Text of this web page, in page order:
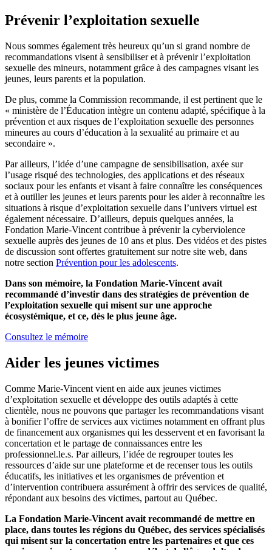
Prévenir l’exploitation sexuelle
Nous sommes également très heureux qu’un si grand nombre de
recommandations visent à sensibiliser et à prévenir l’exploitation
sexuelle des mineurs, notamment grâce à des campagnes visant les
jeunes, leurs parents et la population.
De plus, comme la Commission recommande, il est pertinent que le
« ministère de l’Éducation intègre un contenu adapté, spécifique à la
prévention et aux risques de l’exploitation sexuelle des personnes
mineures au cours d’éducation à la sexualité au primaire et au
secondaire ».
Par ailleurs, l’idée d’une campagne de sensibilisation, axée sur
l’usage risqué des technologies, des applications et des réseaux
sociaux pour les enfants et visant à faire connaître les conséquences
et à outiller les jeunes et leurs parents pour les aider à reconnaître les
situations à risque d’exploitation sexuelle dans l’univers virtuel est
également nécessaire. D’ailleurs, depuis quelques années, la
Fondation Marie-Vincent contribue à prévenir la cyberviolence
sexuelle auprès des jeunes de 10 ans et plus. Des vidéos et des pistes
de discussion sont offertes gratuitement sur notre site web, dans
notre section Prévention pour les adolescents.
Dans son mémoire, la Fondation Marie-Vincent avait
recommandé d’investir dans des stratégies de prévention de
l’exploitation sexuelle qui misent sur une approche
écosystémique, et ce, dès le plus jeune âge.
Consultez le mémoire
Aider les jeunes victimes
Comme Marie-Vincent vient en aide aux jeunes victimes
d’exploitation sexuelle et développe des outils adaptés à cette
clientèle, nous ne pouvons que partager les recommandations visant
à bonifier l’offre de services aux victimes notamment en offrant plus
de financement aux organismes qui les desservent et en favorisant la
concertation et le partage de connaissances entre les
professionnel.le.s. Par ailleurs, l’idée de regrouper toutes les
ressources d’aide sur une plateforme et de recenser tous les outils
éducatifs, les initiatives et les organismes de prévention et
d’intervention contribuera assurément à offrir des services de qualité,
répondant aux besoins des victimes, partout au Québec.
La Fondation Marie-Vincent avait recommandé de mettre en
place, dans toutes les régions du Québec, des services spécialisés
qui misent sur la concertation entre les partenaires et que ces